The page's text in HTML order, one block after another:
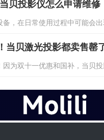
贝投影仪怎么申请维修
，在日常使用过程中可能会
当贝激光投影都卖售罄
为双十一优惠和国补，当贝